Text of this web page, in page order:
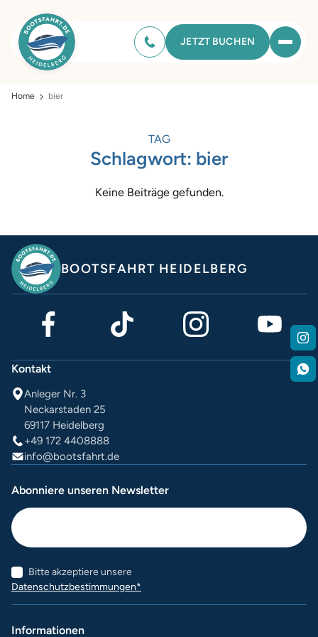
JETZT BUCHEN
Home bier
TAG
Schlagwort: bier
Keine Beiträge gefunden.
BOOTSFAHRT HEIDELBERG
Kontakt
Anleger Nr. 3
Neckarstaden 25
69117 Heidelberg
+49 172 4408888
info@bootsfahrt.de
Abonniere unseren Newsletter
Bitte akzeptiere unsere
Datenschutzbestimmungen*
Informationen